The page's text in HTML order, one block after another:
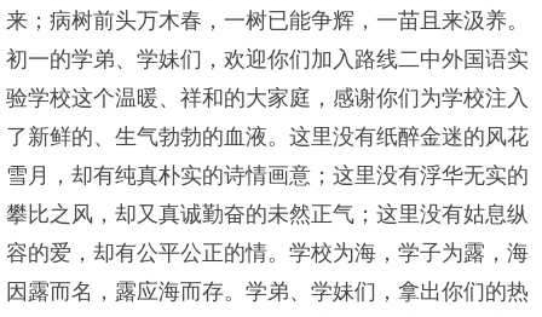
来；病树前头万木春，一树已能争辉，一苗且来汲养。
初一的学弟、学妹们，欢迎你们加入路线二中外国语实
验学校这个温暖、祥和的大家庭，感谢你们为学校注入
了新鲜的、生气勃勃的血液。这里没有纸醉金迷的风花
雪月，却有纯真朴实的诗情画意；这里没有浮华无实的
攀比之风，却又真诚勤奋的未然正气；这里没有姑息纵
容的爱，却有公平公正的情。学校为海，学子为露，海
因露而名，露应海而存。学弟、学妹们，拿出你们的热